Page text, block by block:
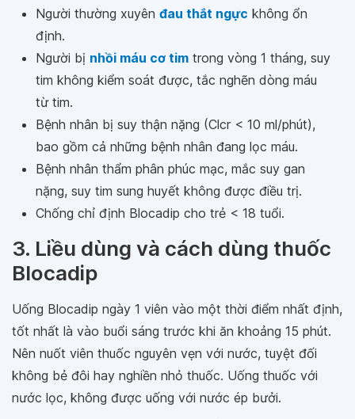
Người thường xuyên đau thắt ngực không ổn
định.
Người bị nhồi máu cơ tim trong vòng 1 tháng, suy
tim không kiểm soát được, tắc nghẽn dòng máu
từ tim.
Bệnh nhân bị suy thận nặng (Clcr < 10 ml/phút),
bao gồm cả những bệnh nhân đang lọc máu.
Bệnh nhân thẩm phân phúc mạc, mắc suy gan
nặng, suy tim sung huyết không được điều trị.
Chống chỉ định Blocadip cho trẻ < 18 tuổi.
3. Liều dùng và cách dùng thuốc
Blocadip
Uống Blocadip ngày 1 viên vào một thời điểm nhất định,
tốt nhất là vào buổi sáng trước khi ăn khoảng 15 phút.
Nên nuốt viên thuốc nguyên vẹn với nước, tuyệt đối
không bẻ đôi hay nghiền nhỏ thuốc. Uống thuốc với
nước lọc, không được uống với nước ép bưởi.